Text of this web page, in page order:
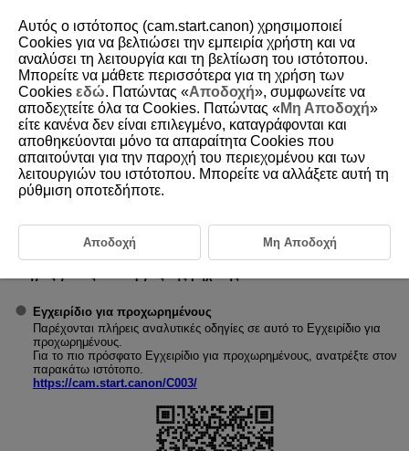
D090-004
Εγχειρίδια οδηγιών
Το Εγχειρίδιο οδηγιών που συνοδεύει τη μηχανή παρέχει βασικές
Εγχειρίδιο για προχωρημένους
Παρέχονται πλήρεις αναλυτικές οδηγίες σε αυτό το Εγχειρίδιο για
προχωρημένους.
Για το πιο πρόσφατο Εγχειρίδιο για προχωρημένους, ανατρέξτε στον
παρακάτω ιστότοπο.
https://cam.start.canon/C003/
Αυτός ο ιστότοπος (cam.start.canon) χρησιμοποιεί
Cookies για να βελτιώσει την εμπειρία χρήστη και να
αναλύσει τη λειτουργία και τη βελτίωση του ιστότοπου.
Μπορείτε να μάθετε περισσότερα για τη χρήση των
Cookies εδώ. Πατώντας «Αποδοχή», συμφωνείτε να
αποδεχτείτε όλα τα Cookies. Πατώντας «Μη Αποδοχή»
είτε κανένα δεν είναι επιλεγμένο, καταγράφονται και
αποθηκεύονται μόνο τα απαραίτητα Cookies που
απαιτούνται για την παροχή του περιεχομένου και των
λειτουργιών του ιστότοπου. Μπορείτε να αλλάξετε αυτή τη
ρύθμιση οποτεδήποτε.
Αποδοχή Μη Αποδοχή